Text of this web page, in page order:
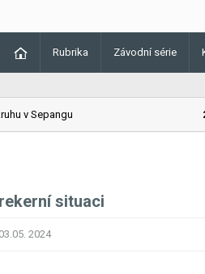
Rubrika Závodní série
v Sepangu
situaci
03.05. 2024